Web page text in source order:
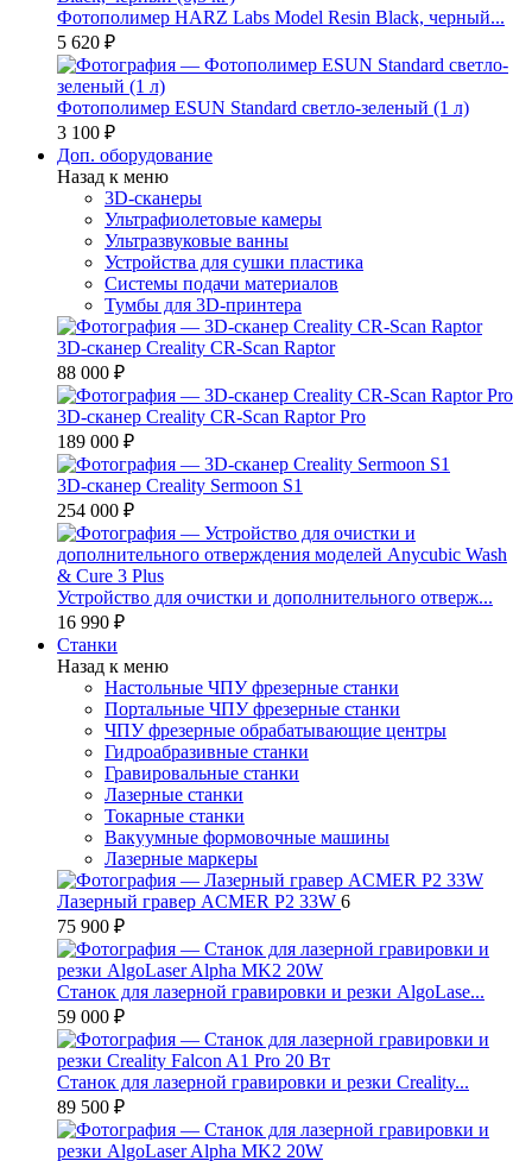
Фотополимер HARZ Labs Model Resin Black, черный...
5 620 ₽
Фотополимер ESUN Standard светло-зеленый (1 л)
3 100 ₽
Доп. оборудование
Назад к меню
3D-сканеры
Ультрафиолетовые камеры
Ультразвуковые ванны
Устройства для сушки пластика
Системы подачи материалов
Тумбы для 3D-принтера
3D-сканер Creality CR-Scan Raptor
88 000 ₽
3D-сканер Creality CR-Scan Raptor Pro
189 000 ₽
3D-сканер Creality Sermoon S1
254 000 ₽
Устройство для очистки и дополнительного отверж...
16 990 ₽
Станки
Назад к меню
Настольные ЧПУ фрезерные станки
Портальные ЧПУ фрезерные станки
ЧПУ фрезерные обрабатывающие центры
Гидроабразивные станки
Гравировальные станки
Лазерные станки
Токарные станки
Вакуумные формовочные машины
Лазерные маркеры
Лазерный гравер ACMER P2 33W 6
75 900 ₽
Станок для лазерной гравировки и резки AlgoLase...
59 000 ₽
Станок для лазерной гравировки и резки Creality...
89 500 ₽